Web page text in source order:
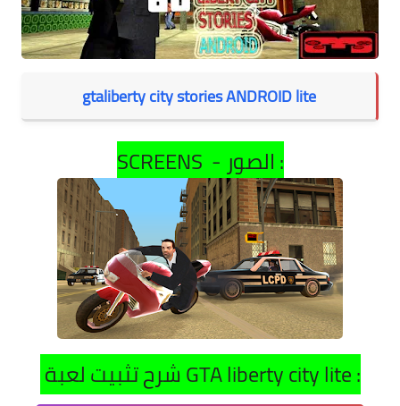
gtaliberty city stories ANDROID lite
SCREENS - الصور:
شرح تثبيت لعبة GTA liberty city lite :